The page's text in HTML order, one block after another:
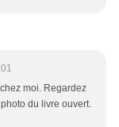
moi. Regardez
du livre ouvert.